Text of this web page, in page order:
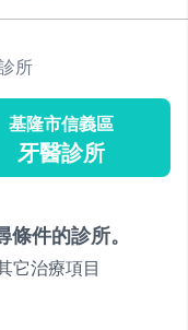
所
基隆市信義區
牙醫診所
件的診所。
它治療項目